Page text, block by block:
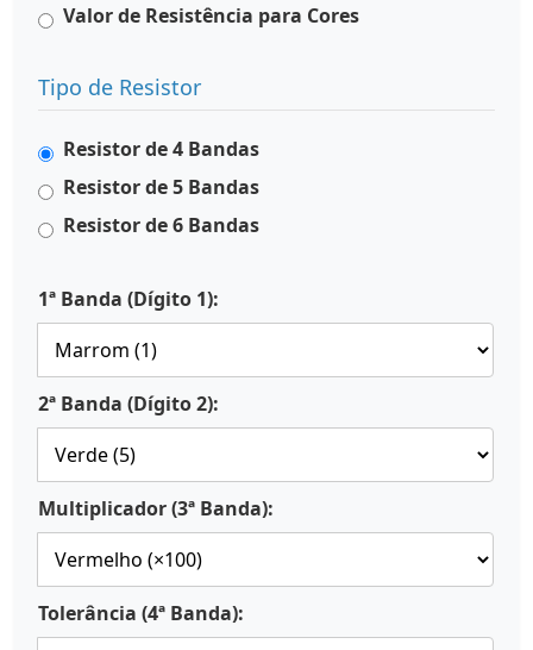
Valor de Resistência para Cores
Tipo de Resistor
Resistor de 4 Bandas
Resistor de 5 Bandas
Resistor de 6 Bandas
1ª Banda (Dígito 1):
2ª Banda (Dígito 2):
Multiplicador (3ª Banda):
Tolerância (4ª Banda):